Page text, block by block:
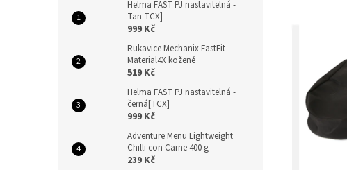
Helma FAST PJ nastavitelná -
Tan TCX]
999 Kč
Rukavice Mechanix FastFit
Material4X kožené
519 Kč
Helma FAST PJ nastavitelná -
černá[TCX]
999 Kč
Adventure Menu Lightweight
Chilli con Carne 400 g
239 Kč